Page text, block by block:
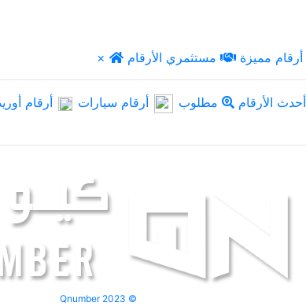
× أرقام مميزة مستثمري الأرقام
أحدث الأرقام مطلوب أرقام سيارات أرقام
Qnumber 2023 ©